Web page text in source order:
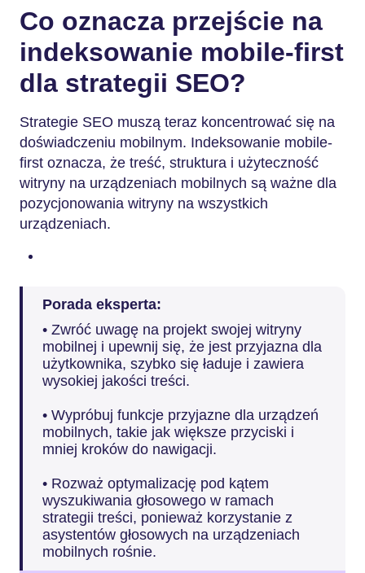
Co oznacza przejście na
indeksowanie mobile-first
dla strategii SEO?
Strategie SEO muszą teraz koncentrować się na
doświadczeniu mobilnym. Indeksowanie mobile-
first oznacza, że treść, struktura i użyteczność
witryny na urządzeniach mobilnych są ważne dla
pozycjonowania witryny na wszystkich
urządzeniach.
Porada eksperta:
• Zwróć uwagę na projekt swojej witryny
mobilnej i upewnij się, że jest przyjazna dla
użytkownika, szybko się ładuje i zawiera
wysokiej jakości treści.
• Wypróbuj funkcje przyjazne dla urządzeń
mobilnych, takie jak większe przyciski i
mniej kroków do nawigacji.
• Rozważ optymalizację pod kątem
wyszukiwania głosowego w ramach
strategii treści, ponieważ korzystanie z
asystentów głosowych na urządzeniach
mobilnych rośnie.